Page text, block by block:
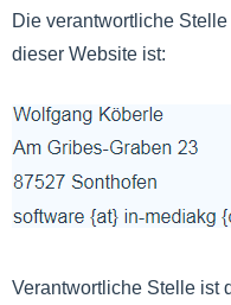
Die verantwortliche
dieser Website ist:
Verantwortliche Stelle ist